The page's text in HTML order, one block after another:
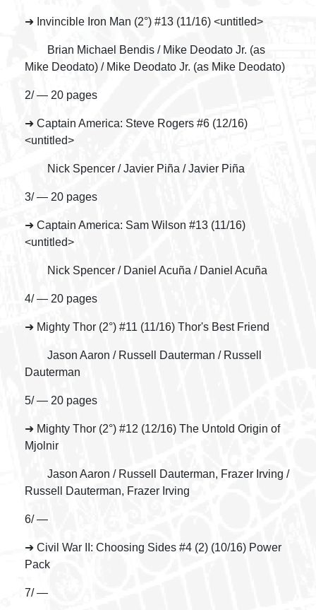
➜ Invincible Iron Man (2°) #13 (11/16) <untitled>
Brian Michael Bendis / Mike Deodato Jr. (as
Mike Deodato) / Mike Deodato Jr. (as Mike Deodato)
2/ — 20 pages
➜ Captain America: Steve Rogers #6 (12/16)
<untitled>
Nick Spencer / Javier Piña / Javier Piña
3/ — 20 pages
➜ Captain America: Sam Wilson #13 (11/16)
<untitled>
Nick Spencer / Daniel Acuña / Daniel Acuña
4/ — 20 pages
➜ Mighty Thor (2°) #11 (11/16) Thor's Best Friend
Jason Aaron / Russell Dauterman / Russell
Dauterman
5/ — 20 pages
➜ Mighty Thor (2°) #12 (12/16) The Untold Origin of
Mjolnir
Jason Aaron / Russell Dauterman, Frazer Irving /
Russell Dauterman, Frazer Irving
6/ —
➜ Civil War II: Choosing Sides #4 (2) (10/16) Power
Pack
7/ —